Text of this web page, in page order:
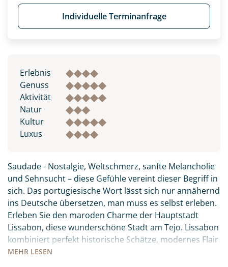
Individuelle Terminanfrage
Erlebnis
Genuss
Aktivität
Natur
Kultur
Luxus
MEHR LESEN
Saudade - Nostalgie, Weltschmerz, sanfte Melancholie
und Sehnsucht – diese Gefühle vereint dieser Begriff in
sich. Das portugiesische Wort lässt sich nur annähernd
ins Deutsche übersetzen, man muss es selbst erleben.
Erleben Sie den maroden Charme der Hauptstadt
Lissabon, diese wunderschöne Stadt am Tejo. Lissabon
kombiniert perfekt historische Schätze, modernes Flair
und ein wunderbares Lebensgefühl. Die reiche